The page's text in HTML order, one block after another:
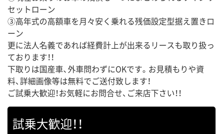
セットローン
③高年式の高額車を月々安く乗れる残価設定型据え置きロ
ーン
更に法人名義であれば経費計上が出来るリースも取り扱っ
ております！！
下取りは国産車、外車問わずにOKです。お見積もりや資
料、詳細画像等は無料でご送付致します！
ご試乗大歓迎！お気軽にお問合せ、ご来店下さい！！
試乗大歓迎！！